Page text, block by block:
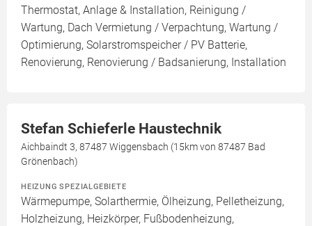
Thermostat, Anlage & Installation, Reinigung /
Wartung, Dach Vermietung / Verpachtung, Wartung /
Optimierung, Solarstromspeicher / PV Batterie,
Renovierung, Renovierung / Badsanierung, Installation
Stefan Schieferle Haustechnik
Aichbaindt 3, 87487 Wiggensbach (15km von 87487 Bad
Grönenbach)
HEIZUNG SPEZIALGEBIETE
Wärmepumpe, Solarthermie, Ölheizung, Pelletheizung,
Holzheizung, Heizkörper, Fußbodenheizung,